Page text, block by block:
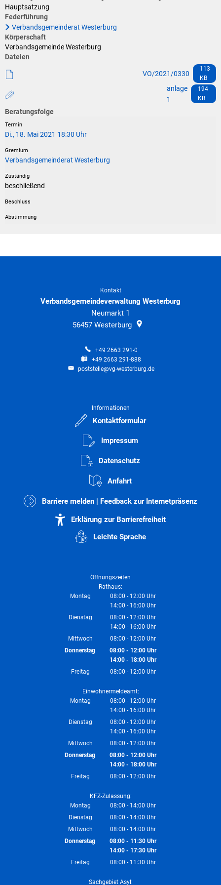
Förderungen der VG für private Umbauten
Feuerwehr
Allgemeine Informationen
Seniorenmobilität/Jugendtaxi/Fahrservice
Hauptsatzung
Federführung
Verbandsgemeinderat Westerburg
Körperschaft
Verbandsgemeinde Westerburg
Dateien
VO/2021/0330
113
KB
anlage
1
194
KB
Beratungsfolge
Di., 18. Mai 2021 18:30 Uhr
Verbandsgemeinderat Westerburg
beschließend
Kontakt
Verbandsgemeindeverwaltung Westerburg
Neumarkt 1
56457 Westerburg
+49 2663 291-0
+49 2663 291-888
poststelle@vg-westerburg.de
Informationen
Kontaktformular
Impressum
Datenschutz
Anfahrt
Barriere melden | Feedback zur Internetpräsenz
Erklärung zur Barrierefreiheit
Leichte Sprache
Öffnungszeiten
Rathaus:
Montag
08:00 - 12:00 Uhr
Von 08:00 bis 12:00 Uhr
14:00 - 16:00 Uhr
Von 14:00 bis 16:00 Uhr
Dienstag 08:00 - 12:00 Uhr
Von 08:00 bis 12:00 Uhr
14:00 - 16:00 Uhr
Von 14:00 bis 16:00 Uhr
Mittwoch 08:00 - 12:00 Uhr
Von 08:00 bis 12:00 Uhr
Donnerstag 08:00- 12:00Uhr
Von 08:00 bis 12:00 Uhr
14:00- 18:00Uhr
Von 14:00 bis 18:00 Uhr
Freitag 08:00 - 12:00 Uhr
Einwohnermeldeamt:
Montag
08:00 - 12:00 Uhr
Von 08:00 bis 12:00 Uhr
14:00 - 16:00 Uhr
Von 14:00 bis 16:00 Uhr
Dienstag 08:00 - 12:00 Uhr
Von 08:00 bis 12:00 Uhr
14:00 - 16:00 Uhr
Von 14:00 bis 16:00 Uhr
Mittwoch 08:00 - 12:00 Uhr
Von 08:00 bis 12:00 Uhr
Donnerstag 08:00- 12:00Uhr
Von 08:00 bis 12:00 Uhr
14:00- 18:00Uhr
Von 14:00 bis 18:00 Uhr
Freitag 08:00 - 12:00 Uhr
KFZ-Zulassung:
Montag
08:00 - 14:00 Uhr
Von 08:00 bis 14:00 Uhr
Dienstag 08:00 - 14:00 Uhr
Von 08:00 bis 14:00 Uhr
Mittwoch 08:00 - 14:00 Uhr
Von 08:00 bis 14:00 Uhr
Donnerstag 08:00- 11:30Uhr
Von 08:00 bis 11:30 Uhr
14:00- 17:30Uhr
Von 14:00 bis 17:30 Uhr
Freitag 08:00 - 11:30 Uhr
Sachgebiet Asyl: